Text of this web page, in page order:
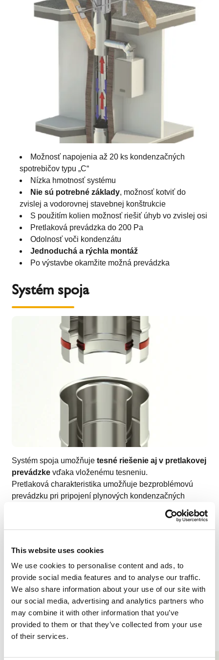
This website uses cookies
We use cookies to personalise content and ads, to
provide social media features and to analyse our traffic.
We also share information about your use of our site with
our social media, advertising and analytics partners who
may combine it with other information that you’ve
provided to them or that they’ve collected from your use
of their services.
Možnosť napojenia až 20 ks kondenzačných
spotrebičov typu „C“
Nízka hmotnosť systému
Nie sú potrebné základy, možnosť kotviť do
zvislej a vodorovnej stavebnej konštrukcie
S použitím kolien možnosť riešiť úhyb vo zvislej osi
Pretlaková prevádzka do 200 Pa
Odolnosť voči kondenzátu
Jednoduchá a rýchla montáž
Po výstavbe okamžite možná prevádzka
Systém spoja
Systém spoja umožňuje tesné riešenie aj v pretlakovej
prevádzke vďaka vloženému tesneniu.
Pretlaková charakteristika umožňuje bezproblémovú
prevádzku pri pripojení plynových kondenzačných
spotrebičov čo umožňuje použiť menší priemer
Galéria obrázkov
1/3